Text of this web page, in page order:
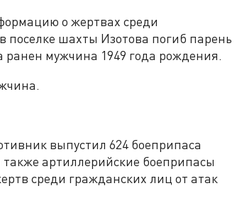
о жертвах среди
в поселке шахты Изотова погиб парень
мужчина 1949 года рождения.
выпустил 624 боеприпаса
артиллерийские боеприпасы
среди гражданских лиц от атак